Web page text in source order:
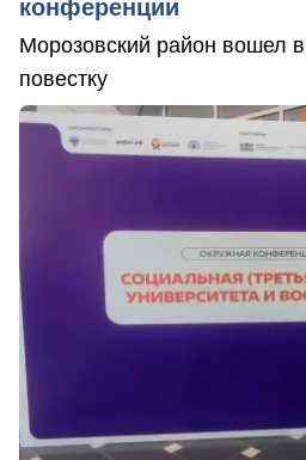
конференции
Морозовский район вошел
повестку